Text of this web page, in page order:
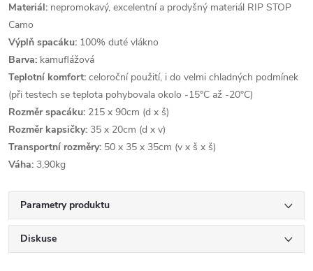
Materiál: nepromokavý, excelentní a prodyšný materiál RIP STOP
Camo
Výplň spacáku: 100% duté vlákno
Barva: kamuflážová
Teplotní komfort: celoroční použití, i do velmi chladných podmínek
(při testech se teplota pohybovala okolo -15°C až -20°C)
Rozměr spacáku: 215 x 90cm (d x š)
Rozměr kapsičky: 35 x 20cm (d x v)
Transportní rozměry: 50 x 35 x 35cm (v x š x š)
Váha: 3,90kg
Parametry produktu
Diskuse